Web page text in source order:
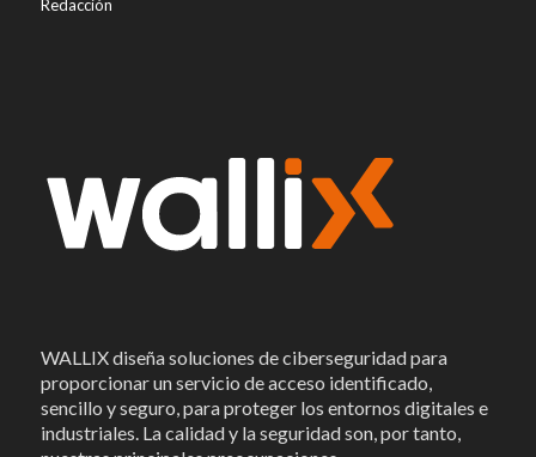
Redacción
WALLIX diseña soluciones de ciberseguridad para
proporcionar un servicio de acceso identificado,
sencillo y seguro, para proteger los entornos digitales e
industriales. La calidad y la seguridad son, por tanto,